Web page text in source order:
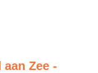
Zee -